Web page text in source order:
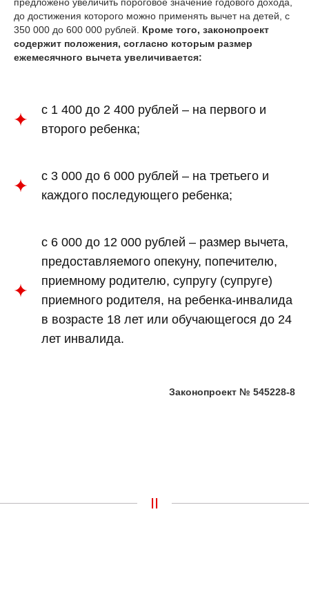
до достижения которого можно применять вычет на детей, с
350 000 до 600 000 рублей. Кроме того, законопроект
содержит положения, согласно которым размер
ежемесячного вычета увеличивается:
с 1 400 до 2 400 рублей – на первого и
второго ребенка;
с 3 000 до 6 000 рублей – на третьего и
каждого последующего ребенка;
с 6 000 до 12 000 рублей – размер вычета,
предоставляемого опекуну, попечителю,
приемному родителю, супругу (супруге)
приемного родителя, на ребенка-инвалида
в возрасте 18 лет или обучающегося до 24
лет инвалида.
Законопроект № 545228-8
II